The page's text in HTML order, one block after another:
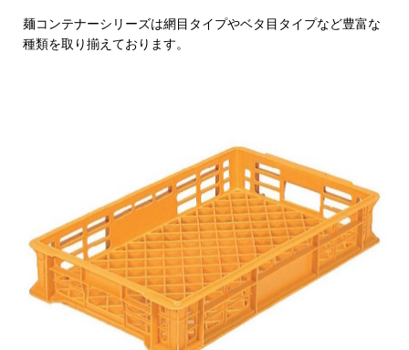
麺コンテナーシリーズは網目タイプやベタ目タイプなど豊富な
種類を取り揃えております。